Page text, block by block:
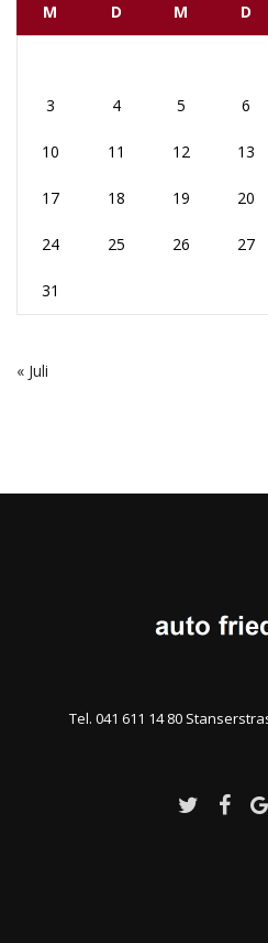
M D M D
3 4 5 6
10 11 12 13
17 18 19 20
24 25 26 27
31
« Juli
Tel. 041 611 14 80